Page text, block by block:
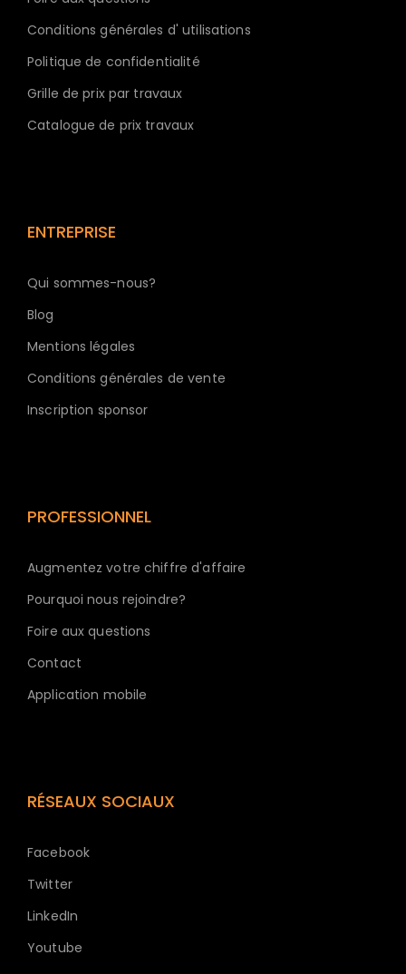
Conditions générales d' utilisations
Politique de confidentialité
Grille de prix par travaux
Catalogue de prix travaux
ENTREPRISE
Qui sommes-nous?
Blog
Mentions légales
Conditions générales de vente
Inscription sponsor
PROFESSIONNEL
Augmentez votre chiffre d'affaire
Pourquoi nous rejoindre?
Foire aux questions
Contact
Application mobile
RÉSEAUX SOCIAUX
Facebook
Twitter
LinkedIn
Youtube